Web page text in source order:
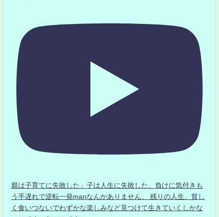
親は子育てに失敗した」子は人生に失敗した。負けに気付きも
う手遅れで逆転一発manなんかありません、 残りの人生、貧し
く食いつないでわずかな楽しみなど見つけて生きていくしかな